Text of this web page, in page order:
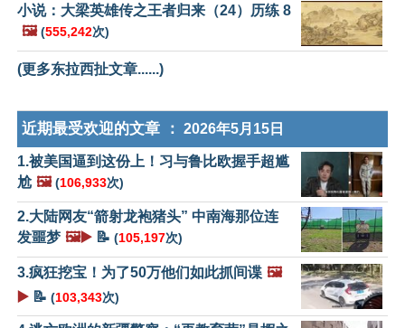
小说：大梁英雄传之王者归来（24）历练 8
🖼️ (555,242次)
(更多东拉西扯文章......)
近期最受欢迎的文章 ： 2026年5月15日
1.被美国逼到这份上！习与鲁比欧握手超尴
尬 🖼️ (106,933次)
2.大陆网友“箭射龙袍猪头” 中南海那位连
发噩梦 🖼️▶️ 📝 (105,197次)
3.疯狂挖宝！为了50万他们如此抓间谍 🖼️
▶️ 📝 (103,343次)